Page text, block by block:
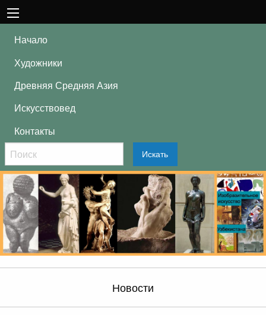
Начало
Художники
Древняя Средняя Азия
Искусствовед
Контакты
Искать
Новости